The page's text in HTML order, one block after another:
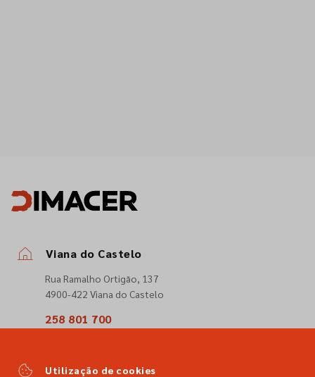
Viana do Castelo
Rua Ramalho Ortigão, 137
4900-422 Viana do Castelo
258 801 700
comercial@dimacer.com
Utilização de cookies